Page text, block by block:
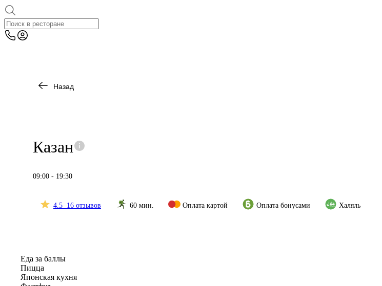
Назад
Казан
09:00 - 19:30
4.5 16 отзывов 60 мин. Оплата картой Оплата бонусами Халяль
Еда за баллы
Пицца
Японская кухня